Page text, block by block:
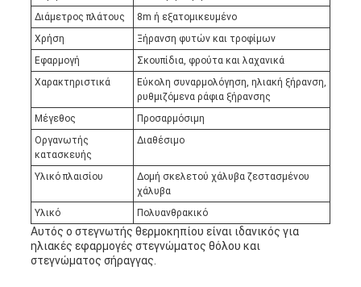
Διάμετρος πλάτους
8m ή εξατομικευμένο
Χρήση
Ξήρανση φυτών και τροφίμων
Εφαρμογή
Σκουπίδια, φρούτα και λαχανικά
Χαρακτηριστικά
Εύκολη συναρμολόγηση, ηλιακή ξήρανση,
ρυθμιζόμενα ράφια ξήρανσης
Μέγεθος
Προσαρμόσιμη
Οργανωτής
κατασκευής
Διαθέσιμο
Υλικό πλαισίου
Δομή σκελετού χάλυβα ζεστασμένου
χάλυβα
Υλικό
Πολυανθρακικό
Αυτός ο στεγνωτής θερμοκηπίου είναι ιδανικός για
ηλιακές εφαρμογές στεγνώματος θόλου και
στεγνώματος σήραγγας.